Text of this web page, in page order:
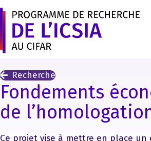
Recherche
Fondements
de
Ce projet vise à mettre en place un